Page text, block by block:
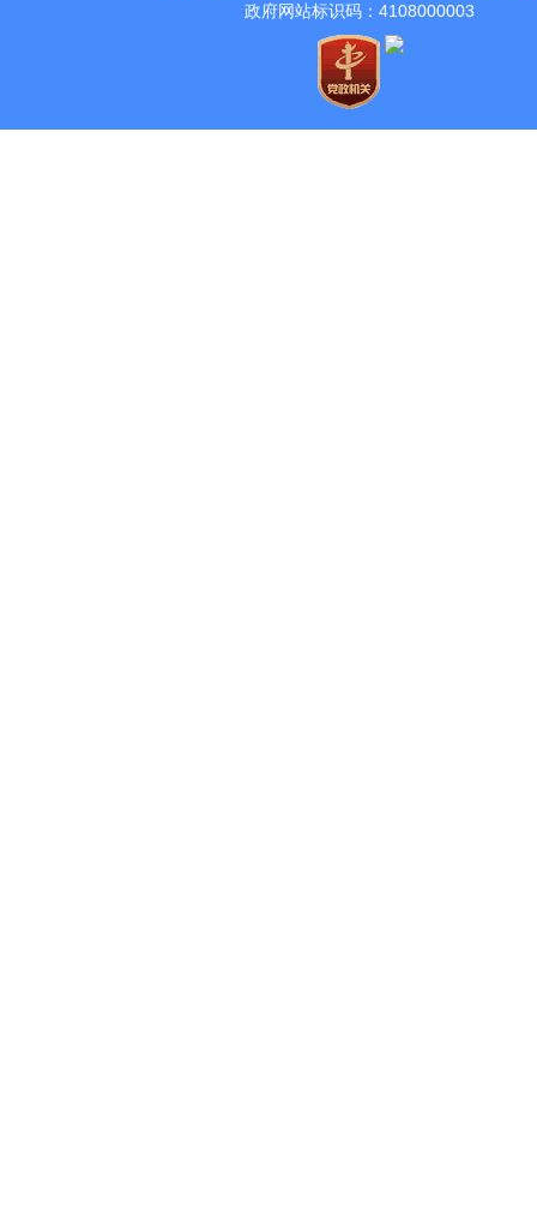
政府网站标识码：4108000003